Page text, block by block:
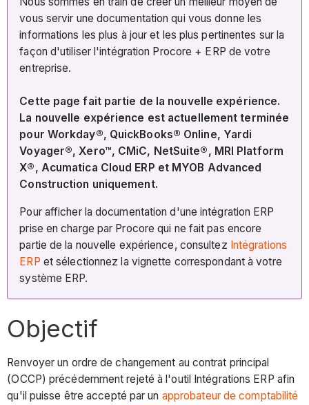
vous servir une documentation qui vous donne les
informations les plus à jour et les plus pertinentes sur la
façon d'utiliser l'intégration Procore + ERP de votre
entreprise.
Cette page fait partie de la nouvelle expérience.
La nouvelle expérience est actuellement terminée
pour Workday®, QuickBooks® Online, Yardi
Voyager®, Xero™, CMiC, NetSuite®, MRI Platform
X®, Acumatica Cloud ERP et MYOB Advanced
Construction uniquement.
Pour afficher la documentation d'une intégration ERP
prise en charge par Procore qui ne fait pas encore
partie de la nouvelle expérience, consultez Intégrations
ERP et sélectionnez la vignette correspondant à votre
système ERP.
​Objectif​
Renvoyer un ordre de changement au contrat principal
(OCCP) précédemment rejeté à l'outil Intégrations ERP afin
qu'il puisse être accepté par un approbateur de comptabilité